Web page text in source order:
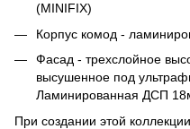
(MINIFIX)
Корпус комод -
Фасад - трехслойное
высушенное под
Ламинированная ДСП
При создании этой